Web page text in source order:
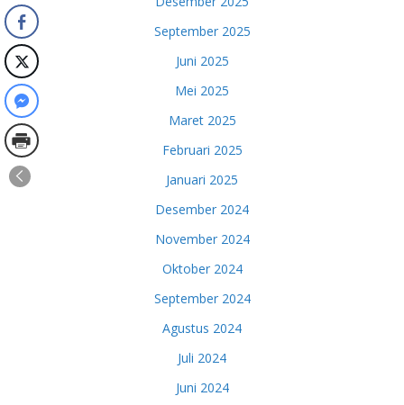
September 2025
Juni 2025
Mei 2025
Maret 2025
Februari 2025
Januari 2025
Desember 2024
November 2024
Oktober 2024
September 2024
Agustus 2024
Juli 2024
Juni 2024